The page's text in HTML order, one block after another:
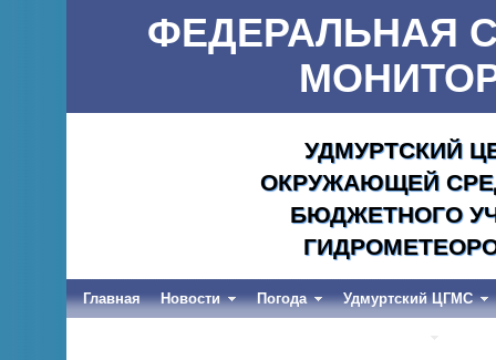
ФЕДЕРАЛЬНАЯ
УДМУРТСКИЙ
ОКРУЖАЮЩЕЙ
БЮДЖЕТНОГО
Главная Новости Погода Удмуртский ЦГМС